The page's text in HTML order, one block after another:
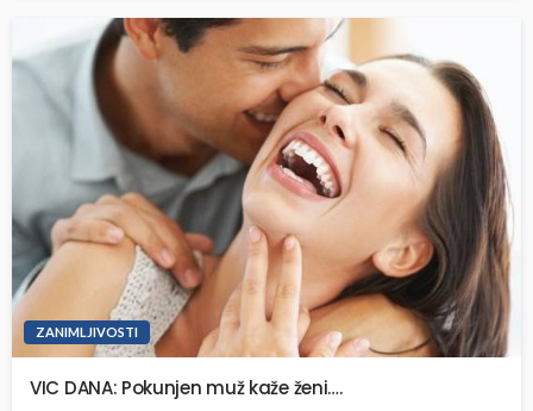
ZANIMLJIVOSTI
VIC DANA: Pokunjen muž kaže ženi….